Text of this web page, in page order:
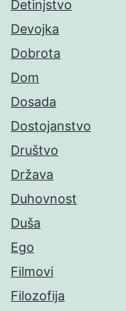
Detinjstvo
Devojka
Dobrota
Dom
Dosada
Dostojanstvo
Društvo
Država
Duhovnost
Duša
Ego
Filmovi
Filozofija